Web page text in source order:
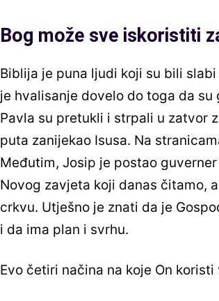
Bog može sve iskoristiti
Biblija je puna ljudi koji su bili
je hvalisanje dovelo do toga da
Pavla su pretukli i strpali u zatvor
puta zanijekao Isusa. Na
Međutim, Josip je postao
Novog zavjeta koji danas čitamo,
crkvu. Utješno je znati da je
i da ima plan i svrhu.
Evo četiri načina na koje On